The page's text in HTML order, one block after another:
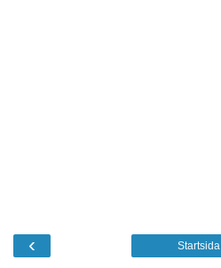
‹ Startsida